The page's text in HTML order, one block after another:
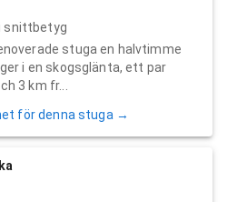
snittbetyg
stuga en halvtimme
i en skogsglänta, ett par
3 km fr...
för denna stuga →